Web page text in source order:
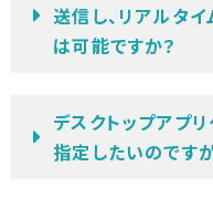
送信し、リアルタ
は可能ですか？
デスクトップアプ
指定したいのです